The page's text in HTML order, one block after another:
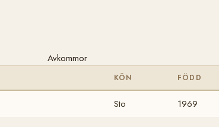
Avkommor
KÖN FÖDD
Sto 1969